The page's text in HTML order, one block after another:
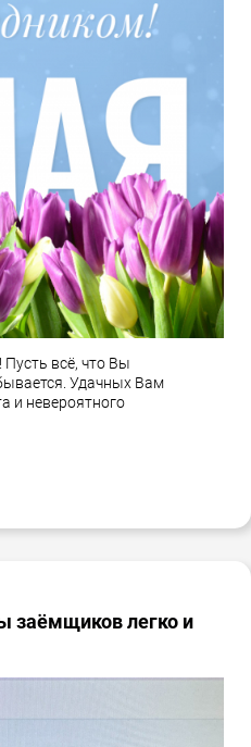
всё, что Вы
Удачных Вам
и невероятного
заёмщиков легко и